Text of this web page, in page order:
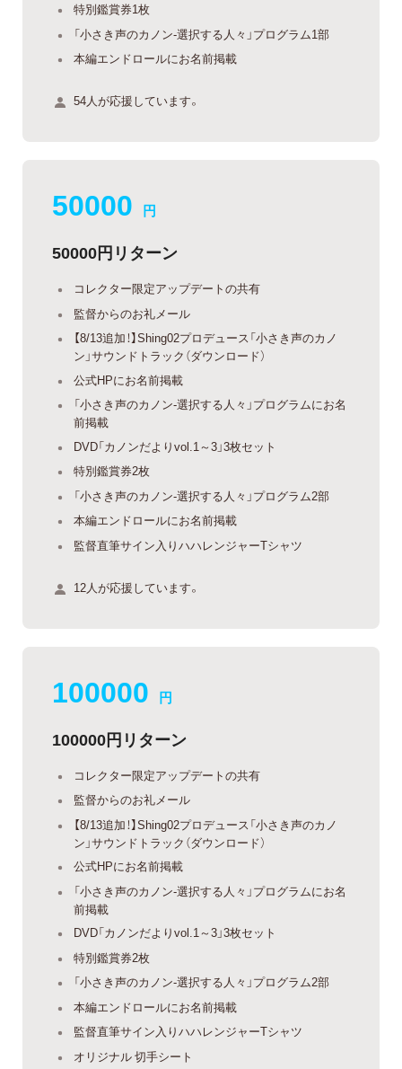
特別鑑賞券1枚
「小さき声のカノン-選択する人々」プログラム1部
本編エンドロールにお名前掲載
54人が応援しています。
50000 円
50000円リターン
コレクター限定アップデートの共有
監督からのお礼メール
【8/13追加！】Shing02プロデュース「小さき声のカノ
ン」サウンドトラック（ダウンロード）
公式HPにお名前掲載
「小さき声のカノン-選択する人々」プログラムにお名
前掲載
DVD「カノンだよりvol.1～3」3枚セット
特別鑑賞券2枚
「小さき声のカノン-選択する人々」プログラム2部
本編エンドロールにお名前掲載
監督直筆サイン入りハハレンジャーTシャツ
12人が応援しています。
100000 円
100000円リターン
コレクター限定アップデートの共有
監督からのお礼メール
【8/13追加！】Shing02プロデュース「小さき声のカノ
ン」サウンドトラック（ダウンロード）
公式HPにお名前掲載
「小さき声のカノン-選択する人々」プログラムにお名
前掲載
DVD「カノンだよりvol.1～3」3枚セット
特別鑑賞券2枚
「小さき声のカノン-選択する人々」プログラム2部
本編エンドロールにお名前掲載
監督直筆サイン入りハハレンジャーTシャツ
オリジナル 切手シート